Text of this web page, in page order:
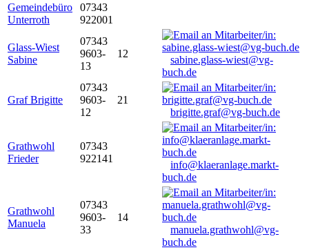
Gemeindebüro
Unterroth
07343
922001
Glass-Wiest
Sabine
07343
9603-
13
12
sabine.glass-wiest@vg-
buch.de
Graf Brigitte
07343
9603-
12
21
brigitte.graf@vg-buch.de
Grathwohl
Frieder
07343
922141
info@klaeranlage.markt-
buch.de
Grathwohl
Manuela
07343
9603-
33
14
manuela.grathwohl@vg-
buch.de